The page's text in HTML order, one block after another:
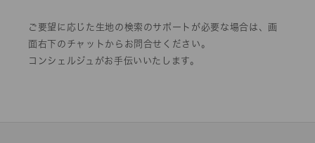
ご要望に応じた生地の検索のサポートが必要な場合は、画
面右下のチャットからお問合せください。
コンシェルジュがお手伝いいたします。